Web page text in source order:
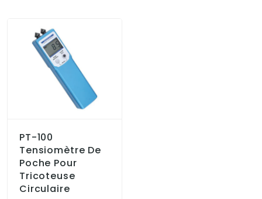
PT-100
Tensiomètre De
Poche Pour
Tricoteuse
Circulaire